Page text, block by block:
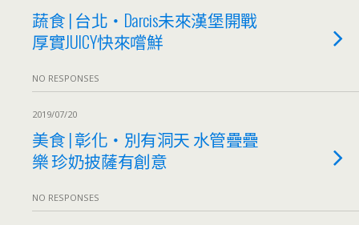
蔬食 | 台北‧Darcis未來漢堡開戰
厚實JUICY快來嚐鮮
NO RESPONSES
2019/07/20
美食 | 彰化‧別有洞天 水管疊疊
樂 珍奶披薩有創意
NO RESPONSES